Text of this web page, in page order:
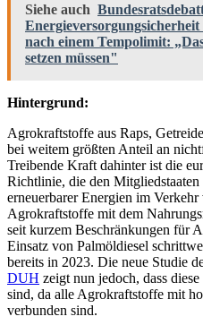
Siehe auch
nach einem Tempolimit:
setzen müssen"
Hintergrund:
Agrokraftstoffe aus Raps,
bei weitem größten Anteil an
Treibende Kraft dahinter ist die
Richtlinie, die den
erneuerbarer Energien im
Agrokraftstoffe mit dem
seit kurzem Beschränkungen für
Einsatz von Palmöldiesel
bereits in 2023. Die neue Studie
DUH zeigt nun jedoch, dass
sind, da alle Agrokraftstoffe mit
verbunden sind.